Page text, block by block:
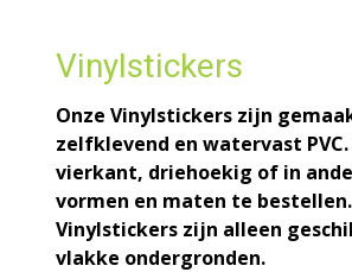
Vinylstickers
Onze Vinylstickers zijn
zelfklevend en watervast PVC.
vierkant, driehoekig of in
vormen en maten te bestellen.
Vinylstickers zijn alleen
vlakke ondergronden.